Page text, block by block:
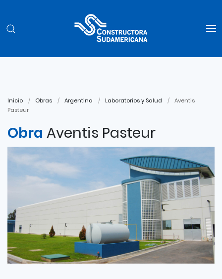
Inicio Obras Argentina Laboratorios y Salud
Aventis
Pasteur
Obra Aventis Pasteur